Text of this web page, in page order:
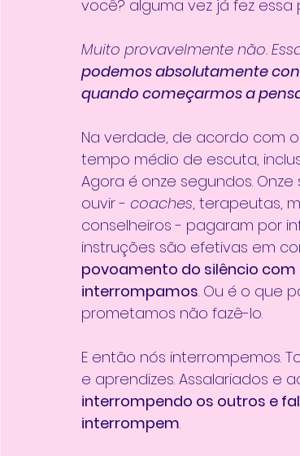
você? alguma vez já fez
Muito provavelmente não.
podemos absolutamente
quando começarmos a
Na verdade, de acordo com
tempo médio de escuta,
Agora é onze segundos.
ouvir - coaches, terapeutas,
conselheiros - pagaram por
instruções são efetivas em
povoamento do silêncio com
interrompamos. Ou é o que
prometamos não fazê-lo.
E então nós interrompemos.
e aprendizes. Assalariados e
interrompendo os outros e
interrompem.